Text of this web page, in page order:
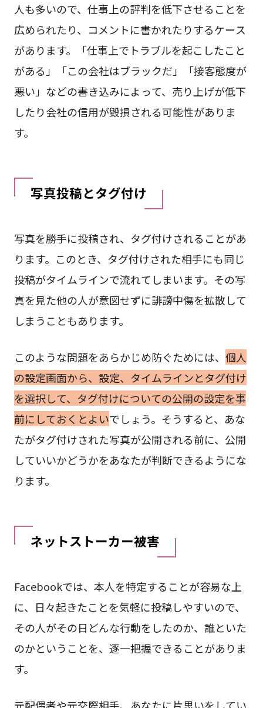
人も多いので、仕事上の評判を低下させることを
広められたり、コメントに書かれたりするケース
があります。「仕事上でトラブルを起こしたこと
がある」「この会社はブラックだ」「接客態度が
悪い」などの書き込みによって、売り上げが低下
したり会社の信用が毀損される可能性がありま
す。
写真投稿とタグ付け
写真を勝手に投稿され、タグ付けされることがあ
ります。このとき、タグ付けされた相手にも同じ
投稿がタイムラインで流れてしまいます。その写
真を見た他の人が意図せずに誹謗中傷を拡散して
しまうこともあります。
このような問題をあらかじめ防ぐためには、 個人
の設定画面から、設定、タイムラインとタグ付け
を選択して、タグ付けについての公開の設定を事
前にしておくとよいでしょう。そうすると、あな
たがタグ付けされた写真が公開される前に、公開
していいかどうかをあなたが判断できるようにな
ります。
ネットストーカー被害
Facebookでは、本人を特定することが容易な上
に、日々起きたことを気軽に投稿しやすいので、
その人がその日どんな行動をしたのか、誰といた
のかということを、逐一把握できることがありま
す。
元配偶者や元交際相手、あなたに片思いをしてい